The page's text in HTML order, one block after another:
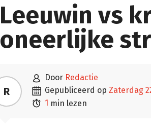
Leeuwin vs
oneerlijke
R
 door Redactie
 gepubliceerd op zaterdag
 1 min lezen